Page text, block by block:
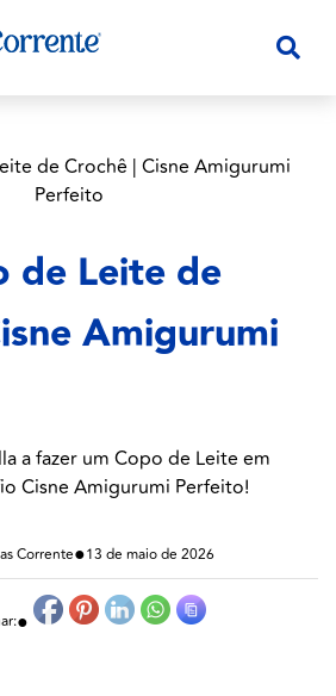
de Leite de
Amigurumi
a fazer um Copo de Leite em
Cisne Amigurumi Perfeito!
Corrente●13 de maio de 2026
●